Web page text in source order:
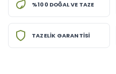
%100 DOĞAL VE TAZE
TAZELİK GARANTİSİ